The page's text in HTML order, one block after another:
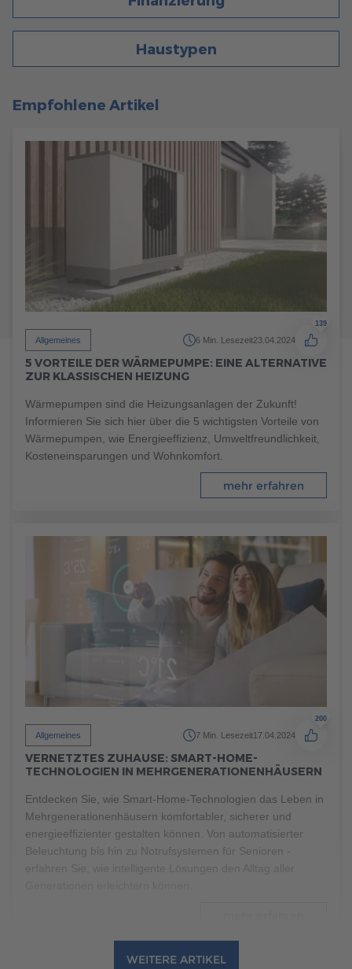
im eigenen Haus zu entlarven. Erfahren Sie, wie Sie Energie
8 Min. Lesezeit08.04.2022
KÜCHENTRENDS: WELCHE KÜCHE PASST ZU MIR?
des Hausbaus und sind dabei, Ihre Traumküche zu planen?
Mit diesen aktuellen Trends und hilfreichen Tipps treffen Sie
garantiert die richtigen Entscheidungen für Ihr
Fertighausprojekt!
mehr erfahren
Haustypen
Empfohlene Artikel
Allgemeines 6 Min. Lesezeit23.04.2024
139
5 VORTEILE DER WÄRMEPUMPE: EINE ALTERNATIVE
ZUR KLASSISCHEN HEIZUNG
Wärmepumpen sind die Heizungsanlagen der Zukunft!
Informieren Sie sich hier über die 5 wichtigsten Vorteile von
Wärmepumpen, wie Energieeffizienz, Umweltfreundlichkeit,
Kosteneinsparungen und Wohnkomfort.
mehr erfahren
Allgemeines 7 Min. Lesezeit17.04.2024
200
VERNETZTES ZUHAUSE: SMART-HOME-
TECHNOLOGIEN IN MEHRGENERATIONENHÄUSERN
Entdecken Sie, wie Smart-Home-Technologien das Leben in
Mehrgenerationenhäusern komfortabler, sicherer und
energieeffizienter gestalten können. Von automatisierter
Beleuchtung bis hin zu Notrufsystemen für Senioren -
WEITERE ARTIKEL